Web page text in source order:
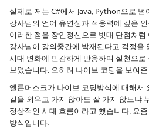
실제로 저는 C#에서 Java, Python으로
강사님의 언어 유연성과 적응력에 깊은
이러한 점을 장인정신으로 빗대 단점처럼
강사님이 강의중간에 박재된다고 걱정을
시대 변화에 민감하게 반응하며 실천으
보였습니다. 오히려 나이브 코딩을 보여
엘론머스크가 나이브 코딩방식에 대해서
길을 외우고 가지 않아도 잘 가지 않느냐
정상적인 시대 흐름이라고 했습니다. 요
방식입니다.